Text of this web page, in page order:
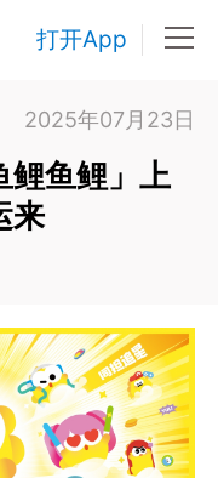
打开App
2025年07月23日
鲤鱼鲤」上
来